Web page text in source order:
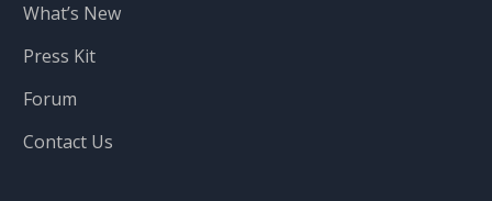
What’s New
Press Kit
Forum
Contact Us